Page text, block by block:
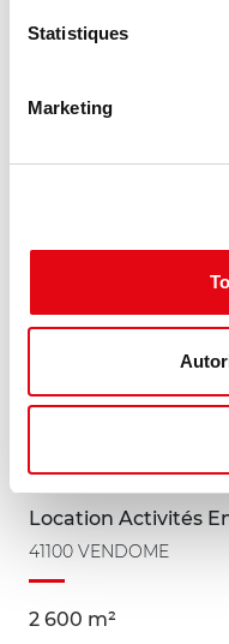
Statistiques
Marketing
Location Activités
41100 VENDOME
2 600 m²